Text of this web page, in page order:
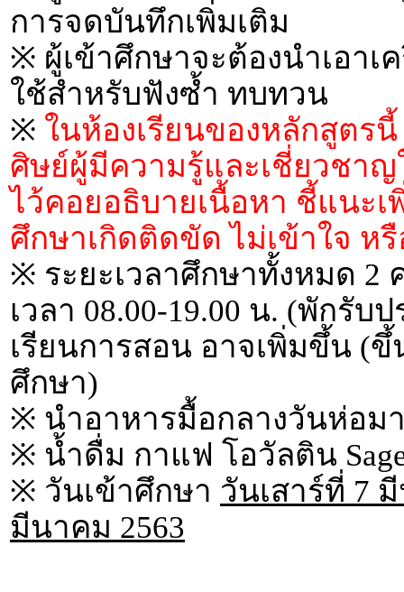
การจดบันทึกเพิ่มเติม
※ ผู้เข้าศึกษาจะต้องนำเอาเ
ใช้สำหรับฟังซ้ำ ทบทวน
※ ในห้องเรียนของหลักสูตรนี้
ศิษย์ผู้มีความรู้และเชี่ยวชา
ไว้คอยอธิบายเนื้อหา ชี้แนะ
ศึกษาเกิดติดขัด ไม่เข้าใจ ห
※ ระยะเวลาศึกษาทั้งหมด 2
เวลา 08.00-19.00 น. (พักรั
เรียนการสอน อาจเพิ่มขึ้น (
ศึกษา)
※ นำอาหารมื้อกลางวันห่อม
※ น้ำดื่ม กาแฟ โอวัลติน
※ วันเข้าศึกษา วันเสาร์ที่ 7
มีนาคม 2563